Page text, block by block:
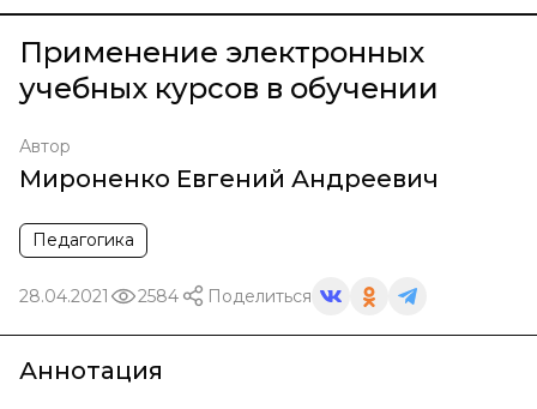
Применение электронных
учебных курсов в обучении
Автор
Мироненко Евгений Андреевич
Педагогика
28.04.2021 2584 Поделиться
Аннотация